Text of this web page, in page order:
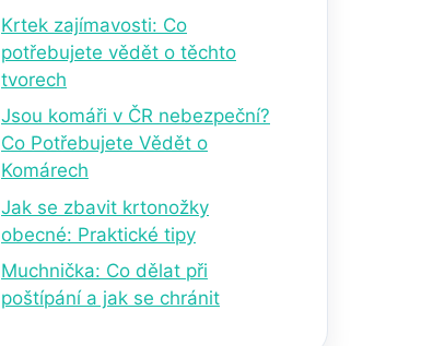
Krtek zajímavosti: Co
potřebujete vědět o těchto
tvorech
Jsou komáři v ČR nebezpeční?
Co Potřebujete Vědět o
Komárech
Jak se zbavit krtonožky
obecné: Praktické tipy
Muchnička: Co dělat při
poštípání a jak se chránit